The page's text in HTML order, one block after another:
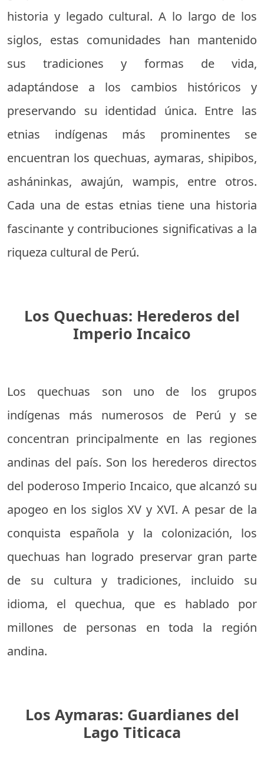
historia y legado cultural. A lo largo de los
siglos, estas comunidades han mantenido
sus tradiciones y formas de vida,
adaptándose a los cambios históricos y
preservando su identidad única. Entre las
etnias indígenas más prominentes se
encuentran los quechuas, aymaras, shipibos,
asháninkas, awajún, wampis, entre otros.
Cada una de estas etnias tiene una historia
fascinante y contribuciones significativas a la
riqueza cultural de Perú.
Los Quechuas: Herederos del
Imperio Incaico
Los quechuas son uno de los grupos
indígenas más numerosos de Perú y se
concentran principalmente en las regiones
andinas del país. Son los herederos directos
del poderoso Imperio Incaico, que alcanzó su
apogeo en los siglos XV y XVI. A pesar de la
conquista española y la colonización, los
quechuas han logrado preservar gran parte
de su cultura y tradiciones, incluido su
idioma, el quechua, que es hablado por
millones de personas en toda la región
andina.
Los Aymaras: Guardianes del
Lago Titicaca